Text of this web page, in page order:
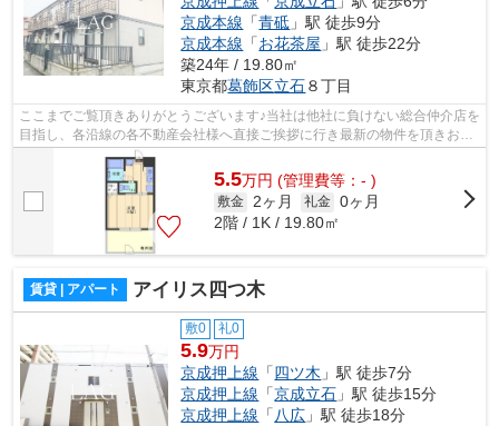
京成本線 「青砥 」駅 徒歩9分
京成本線 「お花茶屋 」駅 徒歩22分
築24年 / 19.80㎡
東京都葛飾区立石８丁目
ここまでご覧頂きありがとうございます♪当社は他社に負けない総合仲介店を
目指し、各沿線の各不動産会社様へ直接ご挨拶に行き最新の物件を頂きお客
様へ提供しております！最新の情報は...
5.5万円 (管理費等：- )
敷金 2ヶ月 礼金 0ヶ月
2階 / 1K / 19.80㎡
賃貸 | アパート アイリス四つ木
敷0 礼0
5.9万円
京成押上線 「四ツ木 」駅 徒歩7分
京成押上線 「京成立石 」駅 徒歩15分
京成押上線 「八広 」駅 徒歩18分